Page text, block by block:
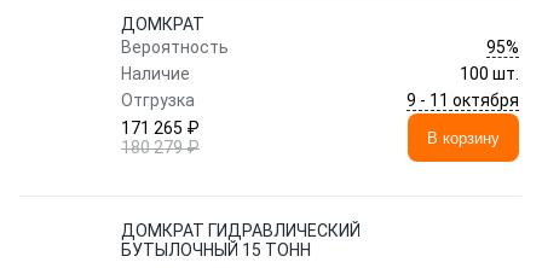
ДОМКРАТ
Вероятность
95%
Наличие
100 шт.
Отгрузка
9 - 11 октября
171 265 ₽
180 279 ₽
В корзину
ДОМКРАТ ГИДРАВЛИЧЕСКИЙ
БУТЫЛОЧНЫЙ 15 ТОНН